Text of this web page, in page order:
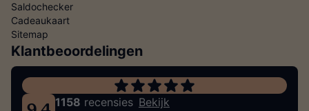
Saldochecker
Cadeaukaart
Sitemap
Klantbeoordelingen
1158 recensies Bekijk